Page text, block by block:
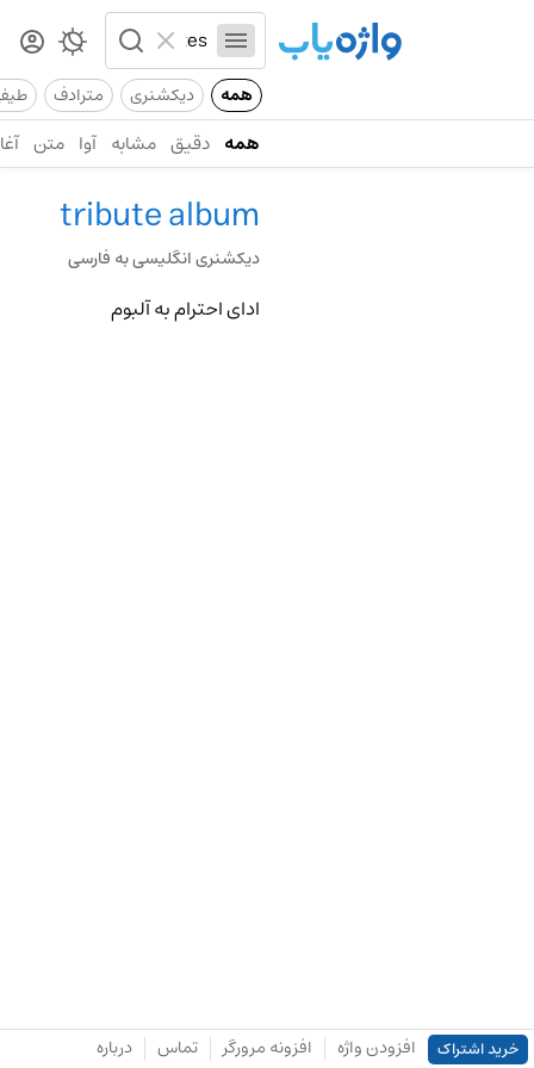
همه دیکشنری مترادف
همه دقیق مشابه آوا متن
tribute album
دیکشنری انگلیسی به فارسی
ادای احترام به آلبوم
خرید اشتراک افزودن واژه افزونه مرورگر تماس درباره